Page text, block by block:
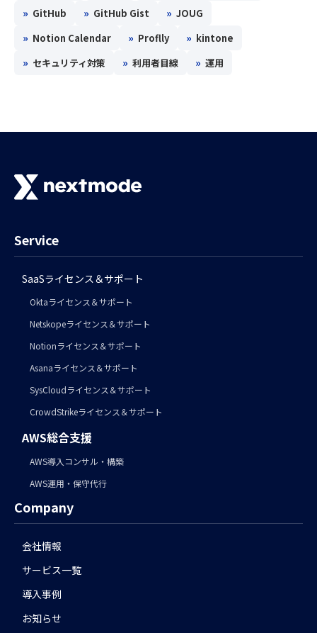
» GitHub » GitHub Gist » JOUG
» Notion Calendar » Proflly » kintone
» セキュリティ対策 » 利用者目線 » 運用
Service
SaaSライセンス＆サポート
Oktaライセンス＆サポート
Netskopeライセンス＆サポート
Notionライセンス＆サポート
Asanaライセンス＆サポート
SysCloudライセンス＆サポート
CrowdStrikeライセンス＆サポート
AWS総合支援
AWS導入コンサル・構築
AWS運用・保守代行
Company
会社情報
サービス一覧
導入事例
お知らせ